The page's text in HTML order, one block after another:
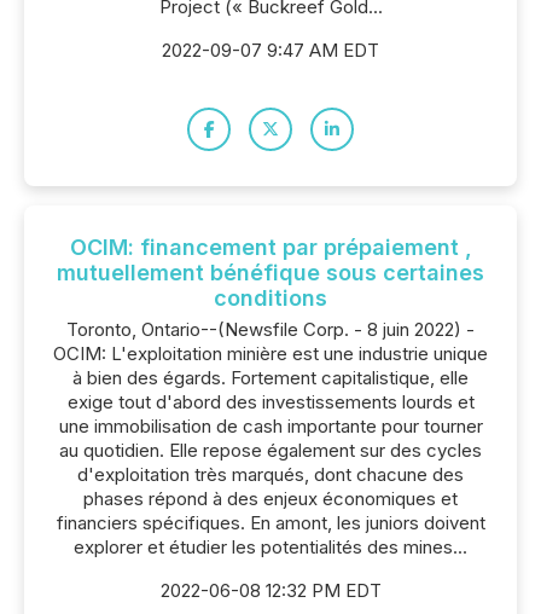
Project (« Buckreef Gold...
2022-09-07 9:47 AM EDT
OCIM: financement par prépaiement ,
mutuellement bénéfique sous certaines
conditions
Toronto, Ontario--(Newsfile Corp. - 8 juin 2022) -
OCIM: L'exploitation minière est une industrie unique
à bien des égards. Fortement capitalistique, elle
exige tout d'abord des investissements lourds et
une immobilisation de cash importante pour tourner
au quotidien. Elle repose également sur des cycles
d'exploitation très marqués, dont chacune des
phases répond à des enjeux économiques et
financiers spécifiques. En amont, les juniors doivent
explorer et étudier les potentialités des mines...
2022-06-08 12:32 PM EDT